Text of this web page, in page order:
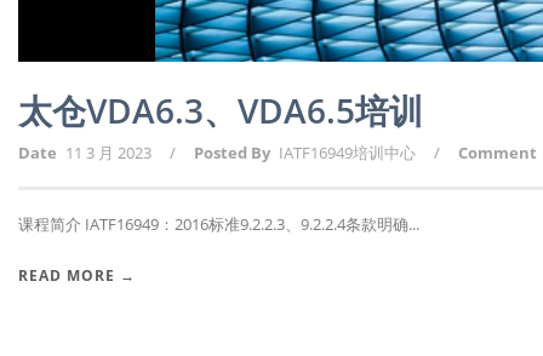
太仓VDA6.3、VDA6.5培训
Date 11 3 月 2023 / Posted By IATF16949培训中心 / Comment
课程简介 IATF16949：2016标准9.2.2.3、9.2.2.4条款明确...
READ MORE →